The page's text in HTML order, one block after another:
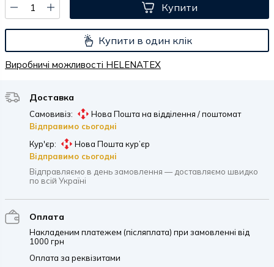
Купити
Купити в один клік
Виробничі можливості HELENATEX
Доставка
Самовивіз:
Нова Пошта на відділення / поштомат
Відправимо сьогодні
Кур'єр:
Нова Пошта кур’єр
Відправимо сьогодні
Відправляємо в день замовлення — доставляємо швидко
по всій Україні
Оплата
Накладеним платежем (післяплата) при замовленні від
1000 грн
Оплата за реквізитами